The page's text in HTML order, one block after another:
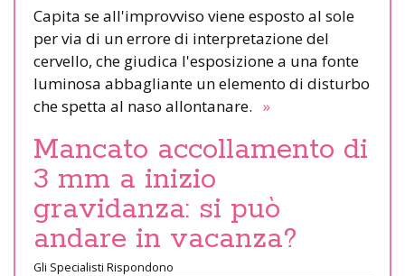
Capita se all'improvviso viene esposto al sole
per via di un errore di interpretazione del
cervello, che giudica l'esposizione a una fonte
luminosa abbagliante un elemento di disturbo
che spetta al naso allontanare. »
Mancato accollamento di
3 mm a inizio
gravidanza: si può
andare in vacanza?
Gli Specialisti Rispondono